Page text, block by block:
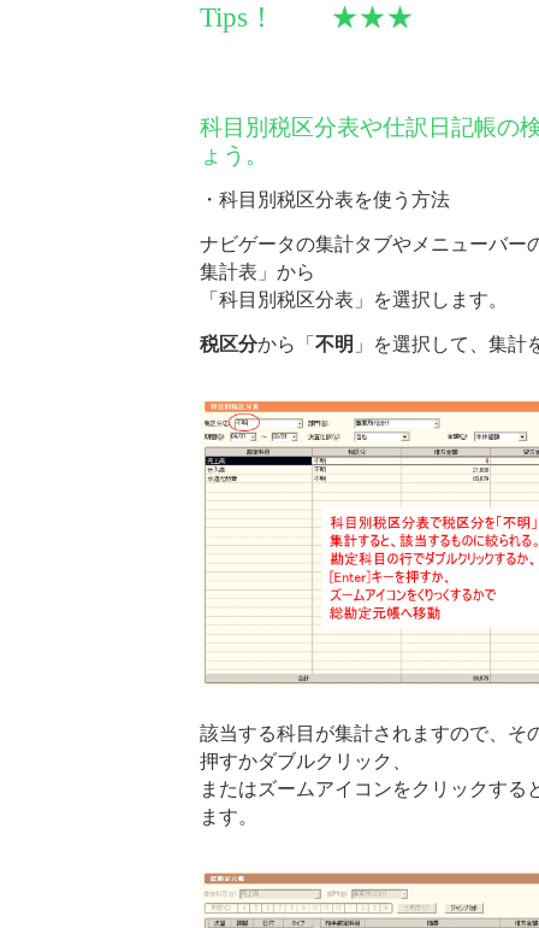
Tips！ ★★★
科目別税区分表や仕訳日記帳の
ょう。
・科目別税区分表を使う方法
ナビゲータの集計タブやメニューバ
集計表」から
「科目別税区分表」を選択します。
税区分から「 不明 」を選択して、集計
該当する科目が集計されますので、そ
押すかダブルクリック、
またはズームアイコンをクリックする
ます。